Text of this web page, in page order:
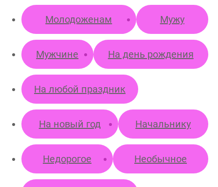
Молодоженам Мужу
Мужчине На день рождения
На любой праздник
На новый год Начальнику
Недорогое Необычное